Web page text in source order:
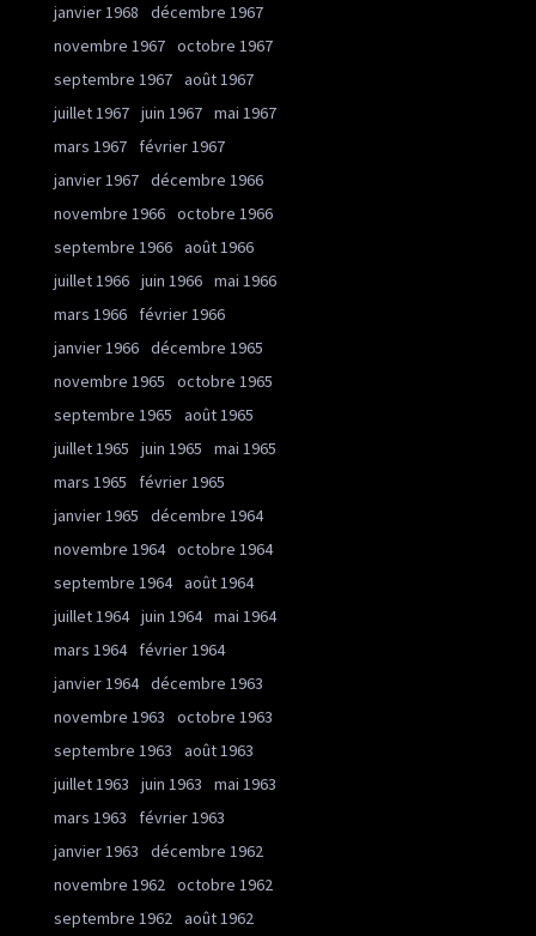
janvier 1968
décembre 1967
novembre 1967 octobre 1967
septembre 1967 août 1967
juillet 1967 juin 1967 mai 1967
mars 1967
février 1967
janvier 1967 décembre 1966
novembre 1966 octobre 1966
septembre 1966 août 1966
juillet 1966 juin 1966 mai 1966
mars 1966
février 1966
janvier 1966 décembre 1965
novembre 1965
octobre 1965
septembre 1965
août 1965
juillet 1965
juin 1965
mai 1965
mars 1965
février 1965
janvier 1965
décembre 1964
novembre 1964 octobre 1964
septembre 1964 août 1964
juillet 1964 juin 1964 mai 1964
mars 1964
février 1964
janvier 1964 décembre 1963
novembre 1963
octobre 1963
septembre 1963
août 1963
juillet 1963
juin 1963
mai 1963
mars 1963
février 1963
janvier 1963
décembre 1962
novembre 1962 octobre 1962
septembre 1962 août 1962